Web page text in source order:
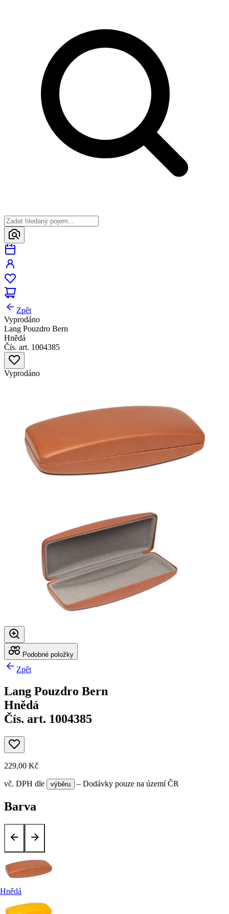
Zpět
Vyprodáno
Lang Pouzdro Bern
Hnědá
Čís. art. 1004385
Vyprodáno
Podobné položky
Zpět
Lang Pouzdro Bern
Hnědá
Čís. art. 1004385
229,00 Kč
vč. DPH dle výběru – Dodávky pouze na území ČR
Barva
Hnědá